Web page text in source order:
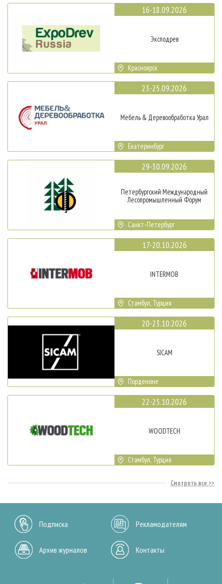
16-18.09.2026
Эксподрев
Красноярск
23-25.09.2026
Мебель & Деревообработка Урал
Екатеринбург
29-30.09.2026
Петербургский Международный
Лесопромышленный Форум
Санкт-Петербург
17-20.10.2026
INTERMOB
Стамбул, Турция
20-23.10.2026
SICAM
Порденоне
22-25.10.2026
WOODTECH
Стамбул, Турция
Смотреть все
Подписка Рекламодателям
Архив журналов Контакты